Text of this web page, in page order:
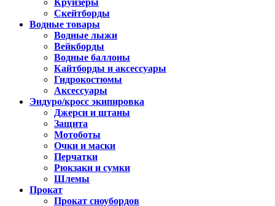
Скейтборды
Водные товары
Водные лыжи
Вейкборды
Водные баллоны
Кайтборды и аксессуары
Гидрокостюмы
Аксессуары
Эндуро/кросс экипировка
Джерси и штаны
Защита
Мотоботы
Очки и маски
Перчатки
Рюкзаки и сумки
Шлемы
Прокат
Прокат сноубордов